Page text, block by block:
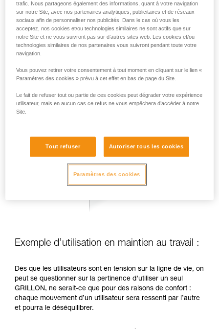
Exemple d'utilisation en retenue :
Dans le cas de deux ou trois personnes connectées avec
des longes de retenue sur une terrasse bien délimitée, à
ligne de vie sera parfaitement efficace.
Exemple d’utilisation en maintien au travail :
Dès que les utilisateurs sont en tension sur la ligne de vie, on
peut se questionner sur la pertinence d’utiliser un seul
GRILLON, ne serait-ce que pour des raisons de confort :
chaque mouvement d’un utilisateur sera ressenti par l’autre
et pourra le déséquilibrer.
trafic. Nous partageons également des informations, quant à votre navigation
sur notre Site, avec nos partenaires analytiques, publicitaires et de réseaux
sociaux afin de personnaliser nos publicités. Dans le cas où vous les
acceptez, nos cookies et/ou technologies similaires ne sont actifs que sur
notre Site et ne vous suivront pas sur d’autres sites web. Les cookies et/ou
technologies similaires de nos partenaires vous suivront pendant toute votre
navigation.
Vous pouvez retirer votre consentement à tout moment en cliquant sur le lien «
Paramètres des cookies » prévu à cet effet en bas de page du Site.
Le fait de refuser tout ou partie de ces cookies peut dégrader votre expérience
utilisateur, mais en aucun cas ce refus ne vous empêchera d’accéder à notre
Site.
Tout refuser Autoriser tous les cookies
Paramètres des cookies